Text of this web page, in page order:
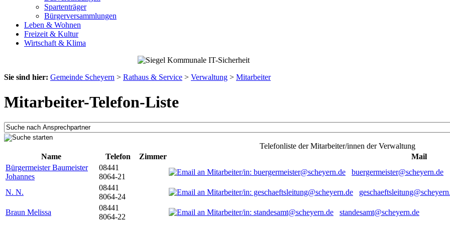
Spartenträger
Bürgerversammlungen
Leben & Wohnen
Freizeit & Kultur
Wirtschaft & Klima
Sie sind hier: Gemeinde Scheyern > Rathaus & Service > Verwaltung > Mitarbeiter
Mitarbeiter-Telefon-Liste
Telefonliste der Mitarbeiter/innen der Verwaltung
Name
Telefon Zimmer
Mail
Bürgermeister Baumeister
Johannes
08441
8064-21
buergermeister@scheyern.de
N. N.
08441
8064-24
Braun Melissa
08441
8064-22
standesamt@scheyern.de